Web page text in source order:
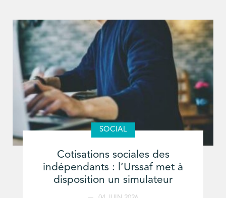
SOCIAL
Cotisations sociales des
indépendants : l’Urssaf met à
disposition un simulateur